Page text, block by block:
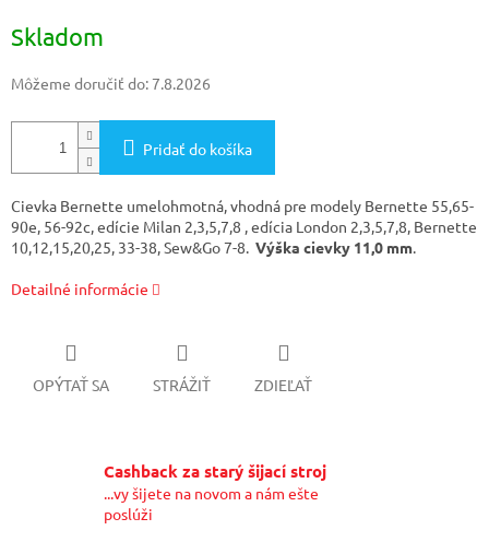
cena:
Skladom
Môžeme doručiť do: 7.8.2026
Pridať do košíka
Cievka Bernette umelohmotná, vhodná pre modely Bernette 55,65-
90e, 56-92c, edície Milan 2,3,5,7,8 , edícia London 2,3,5,7,8, Bernette
10,12,15,20,25, 33-38, Sew&Go 7-8. Výška cievky 11,0 mm.
Detailné informácie
OPÝTAŤ SA STRÁŽIŤ ZDIEĽAŤ
Cashback za starý šijací stroj
...vy šijete na novom a nám ešte
poslúži